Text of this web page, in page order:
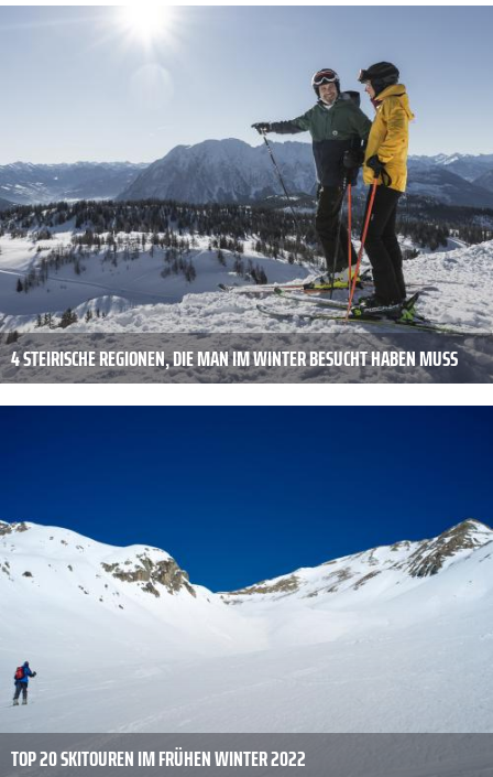
4 STEIRISCHE REGIONEN, DIE MAN IM WINTER BESUCHT HABEN MUSS
TOP 20 SKITOUREN IM FRÜHEN WINTER 2022